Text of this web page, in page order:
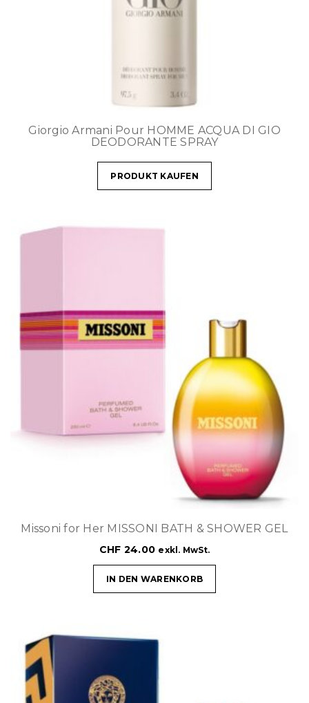
Giorgio Armani Pour HOMME ACQUA DI GIO
DEODORANTE SPRAY
PRODUKT KAUFEN
Missoni for Her MISSONI BATH & SHOWER GEL
CHF 24.00 exkl. MwSt.
IN DEN WARENKORB